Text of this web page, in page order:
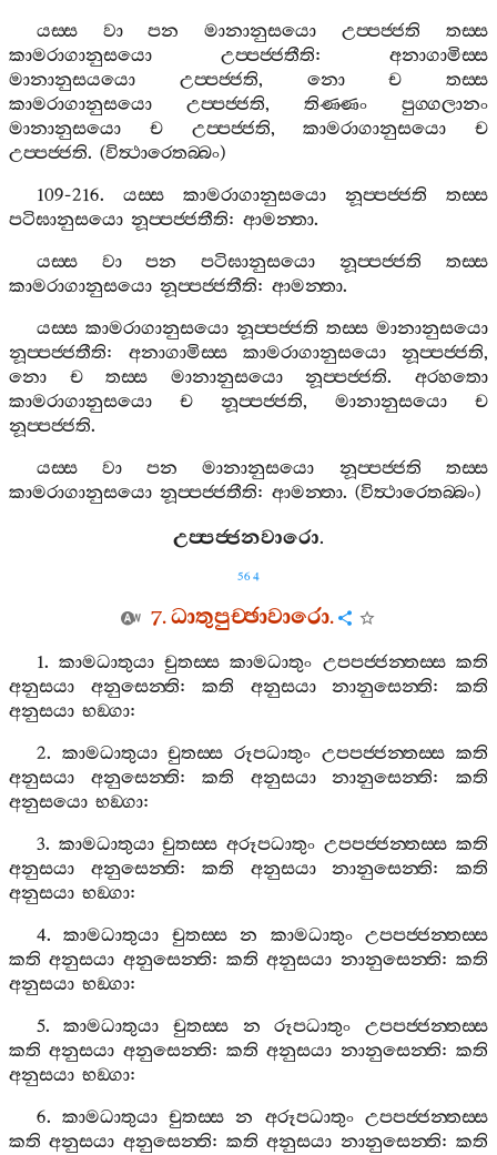
යස‍්ස වා පන මානානුසයො උප‍්පජ‍්ජති
තස‍්ස
කාමරාගානුසයො
උප‍්පජ‍්ජතීති: අනාගාමිස‍්ස
මානානුසයයො
උප‍්පජ‍්ජති, නො ච
තස‍්ස
කාමරාගානුසයො
උප‍්පජ‍්ජති, තිණ‍්ණං
පුග‍්ගලානං
මානානුසයො
ච උප‍්පජ‍්ජති,කාමරාගානුසයො
ච
උප‍්පජ‍්ජති. (විත්‍ථාරෙතබ‍්බං)
109-216. යස‍්ස කාමරාගානුසයො නූප‍්පජ‍්ජති
තස‍්ස
පටිඝානුසයො නූප‍්පජ‍්ජතීති: ආමන‍්තා.
යස‍්ස
වා පන පටිඝානුසයො නූප‍්පජ‍්ජති
තස‍්ස
කාමරාගානුසයො නූප‍්පජ‍්ජතීති: ආමන‍්තා.
යස‍්ස කාමරාගානුසයො නූප‍්පජ‍්ජති තස‍්ස මානානුසයො
නූප‍්පජ‍්ජතීති: අනාගාමිස‍්ස කාමරාගානුසයො නූප‍්පජ‍්ජති,
නො
ච තස‍්ස මානානුසයො නූප‍්පජ‍්ජති.අරහතො
කාමරාගානුසයො
ච නූප‍්පජ‍්ජති, මානානුසයො
ච
නූප‍්පජ‍්ජති.
යස‍්ස
වා පන මානානුසයො නූප‍්පජ‍්ජති
තස‍්ස
කාමරාගානුසයො නූප‍්පජ‍්ජතීති: ආමන‍්තා. (විත්‍ථාරෙතබ‍්බං)
උප‍්පජ‍්ජනවාරො.
564
7.ධාතුපුච‍්ඡාවාරො.
1. කාමධාතුයා චුතස‍්ස කාමධාතුං උපපජ‍්ජන‍්තස‍්ස කති
අනුසයා
අනුසෙන‍්ති:කති අනුසයා නානුසෙන‍්ති:කති
අනුසයා භඞ‍්ගා:
2. කාමධාතුයා චුතස‍්ස රූපධාතුං උපපජ‍්ජන‍්තස‍්ස කති
අනුසයා
අනුසෙන‍්ති:කති අනුසයා නානුසෙන‍්ති:කති
අනුසයො භඞ‍්ගා:
3. කාමධාතුයා චුතස‍්ස අරූපධාතුං උපපජ‍්ජන‍්තස‍්ස කති
අනුසයා
අනුසෙන‍්ති:කති අනුසයා නානුසෙන‍්ති:කති
අනුසයා භඞ‍්ගා:
4.කාමධාතුයා චුතස‍්ස න කාමධාතුං
උපපජ‍්ජන‍්තස‍්ස
කති අනුසයා අනුසෙන‍්ති:කති අනුසයා නානුසෙන‍්ති:කති
අනුසයා භඞ‍්ගා:
5.කාමධාතුයා චුතස‍්ස න රූපධාතුං
උපපජ‍්ජන‍්තස‍්ස
කති අනුසයා අනුසෙන‍්ති:කති අනුසයා නානුසෙන‍්ති:කති
අනුසයා භඞ‍්ගා:
6. කාමධාතුයා චුතස‍්ස න අරූපධාතුං උපපජ‍්ජන‍්තස‍්ස
කති අනුසයා අනුසෙන‍්ති:කති අනුසයා නානුසෙන‍්ති:කති